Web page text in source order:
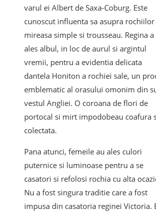
varul ei Albert de Saxa-Coburg. Este
cunoscut influenta sa asupra rochiilor
mireasa simple si trousseau. Regina a
ales albul, in loc de aurul si argintul
vremii, pentru a evidentia delicata
dantela Honiton a rochiei sale, un
emblematic al orasului omonim din
vestul Angliei. O coroana de flori de
portocal si mirt impodobeau coafura
colectata.
Pana atunci, femeile au ales culori
puternice si luminoase pentru a se
casatori si refolosi rochia cu alta
Nu a fost singura traditie care a fost
impusa din casatoria reginei Victoria.